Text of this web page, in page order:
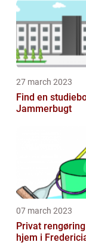
27 march 2023
Find en
Jammerbugt
07 march 2023
Privat
hjem i